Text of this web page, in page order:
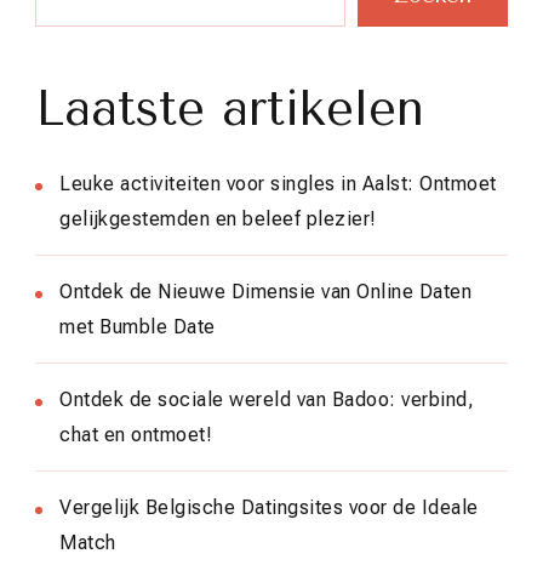
Laatste artikelen
Leuke activiteiten voor singles in Aalst: Ontmoet
gelijkgestemden en beleef plezier!
Ontdek de Nieuwe Dimensie van Online Daten
met Bumble Date
Ontdek de sociale wereld van Badoo: verbind,
chat en ontmoet!
Vergelijk Belgische Datingsites voor de Ideale
Match